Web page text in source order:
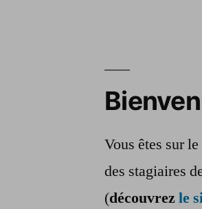
Vous êtes sur
des stagiaires
(découvrezle